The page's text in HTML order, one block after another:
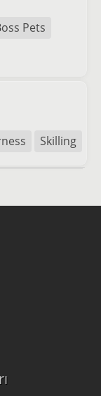
Pets
Skilling